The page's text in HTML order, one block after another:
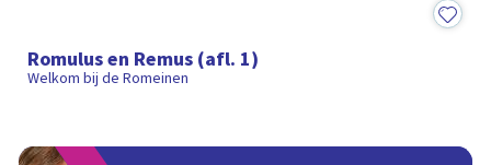
Romulus en Remus (afl. 1)
Welkom bij de Romeinen